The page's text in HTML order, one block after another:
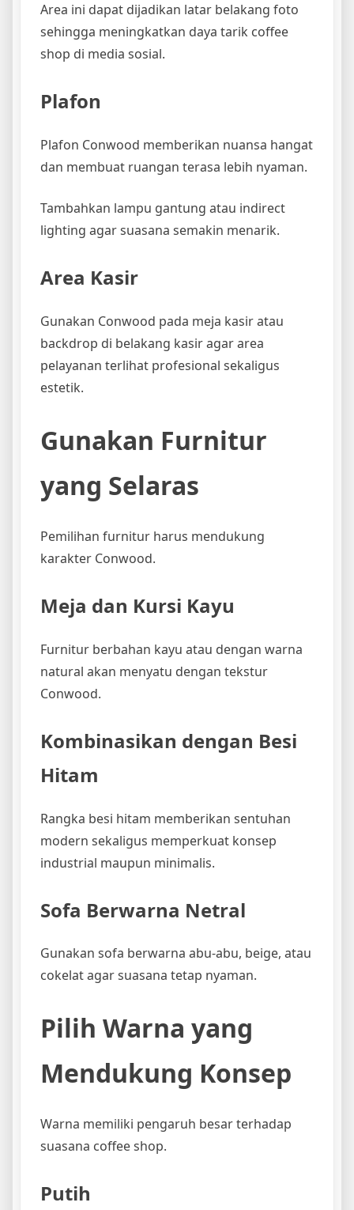
Area ini dapat dijadikan latar belakang foto
sehingga meningkatkan daya tarik coffee
shop di media sosial.
Plafon
Plafon Conwood memberikan nuansa hangat
dan membuat ruangan terasa lebih nyaman.
Tambahkan lampu gantung atau indirect
lighting agar suasana semakin menarik.
Area Kasir
Gunakan Conwood pada meja kasir atau
backdrop di belakang kasir agar area
pelayanan terlihat profesional sekaligus
estetik.
Gunakan Furnitur
yang Selaras
Pemilihan furnitur harus mendukung
karakter Conwood.
Meja dan Kursi Kayu
Furnitur berbahan kayu atau dengan warna
natural akan menyatu dengan tekstur
Conwood.
Kombinasikan dengan Besi
Hitam
Rangka besi hitam memberikan sentuhan
modern sekaligus memperkuat konsep
industrial maupun minimalis.
Sofa Berwarna Netral
Gunakan sofa berwarna abu-abu, beige, atau
cokelat agar suasana tetap nyaman.
Pilih Warna yang
Mendukung Konsep
Warna memiliki pengaruh besar terhadap
suasana coffee shop.
Putih